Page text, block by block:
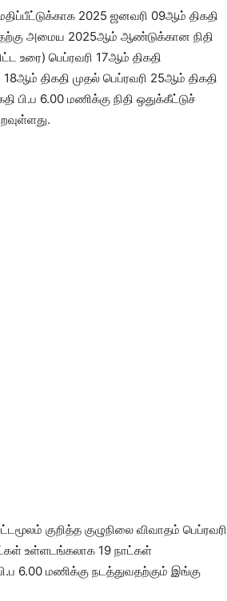
2025 ஜனவரி 09ஆம் திகதி
அமைய 2025ஆம் ஆண்டுக்கான நிதி
உரை) பெப்ரவரி 17ஆம் திகதி
திகதி முதல் பெப்ரவரி 25ஆம் திகதி
6.00 மணிக்கு நிதி ஒதுக்கீட்டுச்
குறித்த குழுநிலை விவாதம் பெப்ரவரி
உள்ளடங்கலாக 19 நாட்கள்
6.00 மணிக்கு நடத்துவதற்கும் இங்கு